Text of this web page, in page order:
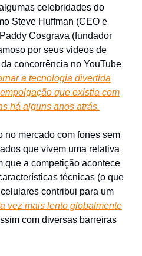
celebridades do
Steve Huffman (CEO e
Cosgrava (fundador
por seus videos de
concorrência no YouTube
a tecnologia divertida
que existia com
há alguns anos atrás.
no mercado com fones sem
que vivem uma relativa
que a competição acontece
técnicas (o que
contribui para um
vez mais lento globalmente
com diversas barreiras